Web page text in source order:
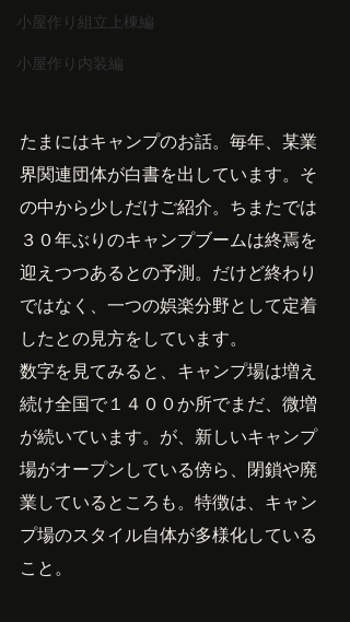
小屋作り組立上棟編
小屋作り内装編
たまにはキャンプのお話。毎年、某業
界関連団体が白書を出しています。そ
の中から少しだけご紹介。ちまたでは
３０年ぶりのキャンプブームは終焉を
迎えつつあるとの予測。だけど終わり
ではなく、一つの娯楽分野として定着
したとの見方をしています。
数字を見てみると、キャンプ場は増え
続け全国で１４００か所でまだ、微増
が続いています。が、新しいキャンプ
場がオープンしている傍ら、閉鎖や廃
業しているところも。特徴は、キャン
プ場のスタイル自体が多様化している
こと。